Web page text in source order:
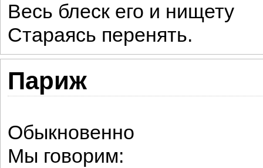
Весь блеск его и нищету
Стараясь перенять.
Париж
Обыкновенно
Мы говорим: